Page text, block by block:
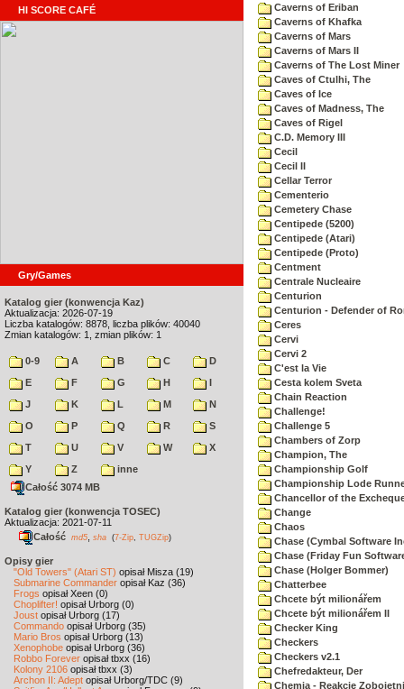
HI SCORE CAFÉ
Gry/Games
Katalog gier (konwencja Kaz)
Aktualizacja: 2026-07-19
Liczba katalogów: 8878, liczba plików: 40040
Zmian katalogów: 1, zmian plików: 1
0-9 A B C
D
E
F G H
I
J
K L M
N
O
P Q R
S
T
U V W
X
Y
Z
inne
Całość 3074 MB
Katalog gier (konwencja TOSEC)
Aktualizacja: 2021-07-11
Całość md5 sha (7-Zip TUGZip)
Opisy gier
"Old Towers" (Atari ST) opisał Misza (19)
Submarine Commander opisał Kaz (36)
Frogs opisał Xeen (0)
Choplifter! opisał Urborg (0)
Joust opisał Urborg (17)
Commando opisał Urborg (35)
Mario Bros opisał Urborg (13)
Xenophobe opisał Urborg (36)
Robbo Forever opisał tbxx (16)
Kolony 2106 opisał tbxx (3)
Archon II: Adept opisał Urborg/TDC (9)
Caverns of Eriban
Caverns of Khafka
Caverns of Mars
Caverns of Mars II
Caverns of The Lost Miner
Caves of Ctulhi, The
Caves of Ice
Caves of Madness, The
Caves of Rigel
C.D. Memory III
Cecil
Cecil II
Cellar Terror
Cementerio
Cemetery Chase
Centipede (5200)
Centipede (Atari)
Centipede (Proto)
Centment
Centrale Nucleaire
Centurion
Centurion - Defender of
Ceres
Cervi
Cervi 2
C'est la Vie
Cesta kolem Sveta
Chain Reaction
Challenge!
Challenge 5
Chambers of Zorp
Champion, The
Championship Golf
Championship Lode
Chancellor of the
Change
Chaos
Chase (Cymbal Software
Chase (Friday Fun
Chase (Holger Bommer)
Chatterbee
Chcete být milionářem
Chcete být milionářem II
Checker King
Checkers
Checkers v2.1
Chefredakteur, Der
Chemia - Reakcje